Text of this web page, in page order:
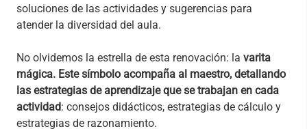
soluciones de las actividades y sugerencias para
atender la diversidad del aula.
No olvidemos la estrella de esta renovación: la varita
mágica. Este símbolo acompaña al maestro, detallando
las estrategias de aprendizaje que se trabajan en cada
actividad: consejos didácticos, estrategias de cálculo y
estrategias de razonamiento.